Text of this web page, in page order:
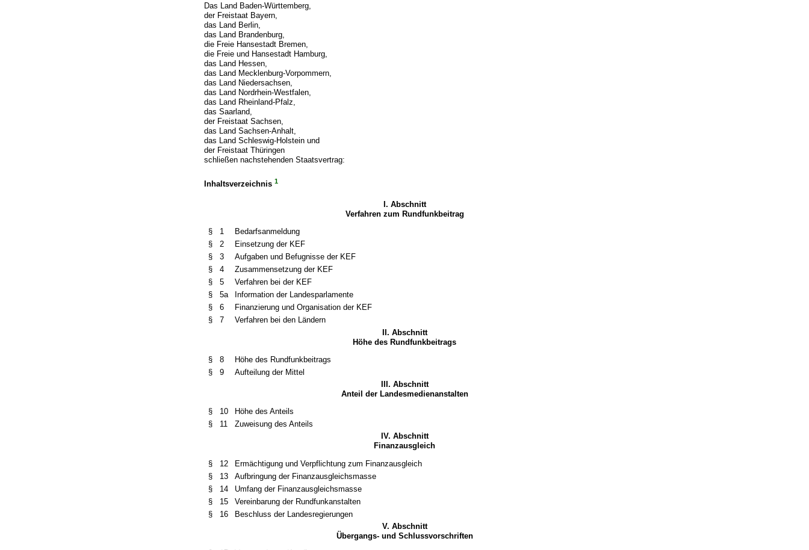
Das Land Baden-Württemberg,
der Freistaat Bayern,
das Land Berlin,
das Land Brandenburg,
die Freie Hansestadt Bremen,
die Freie und Hansestadt Hamburg,
das Land Hessen,
das Land Mecklenburg-Vorpommern,
das Land Niedersachsen,
das Land Nordrhein-Westfalen,
das Land Rheinland-Pfalz,
das Saarland,
der Freistaat Sachsen,
das Land Sachsen-Anhalt,
das Land Schleswig-Holstein und
der Freistaat Thüringen
schließen nachstehenden Staatsvertrag:
Inhaltsverzeichnis1
I. Abschnitt
Verfahren zum Rundfunkbeitrag
§ 1
Bedarfsanmeldung
§ 2
Einsetzung der KEF
§ 3
Aufgaben und Befugnisse der KEF
§ 4
Zusammensetzung der KEF
§ 5
Verfahren bei der KEF
§ 5a
Information der Landesparlamente
§ 6
Finanzierung und Organisation der KEF
§ 7
Verfahren bei den Ländern
II. Abschnitt
Höhe des Rundfunkbeitrags
§ 8
Höhe des Rundfunkbeitrags
§ 9
Aufteilung der Mittel
III. Abschnitt
Anteil der Landesmedienanstalten
§ 10
Höhe des Anteils
§ 11
Zuweisung des Anteils
IV. Abschnitt
Finanzausgleich
§ 12
Ermächtigung und Verpflichtung zum Finanzausgleich
§ 13
Aufbringung der Finanzausgleichsmasse
§ 14
Umfang der Finanzausgleichsmasse
§ 15
Vereinbarung der Rundfunkanstalten
§ 16
Beschluss der Landesregierungen
V. Abschnitt
Übergangs- und Schlussvorschriften